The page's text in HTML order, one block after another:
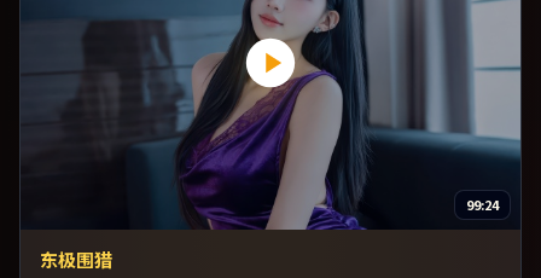
99:24
东极围猎